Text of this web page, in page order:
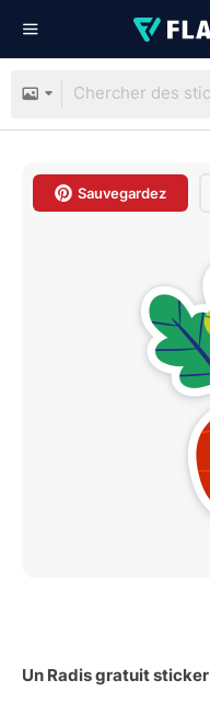
Sauvegardez
Un Radis gratuit sticker